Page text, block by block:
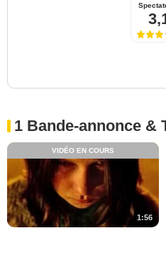
1 Bande-annonce &
1:56
VIDÉO EN COURS